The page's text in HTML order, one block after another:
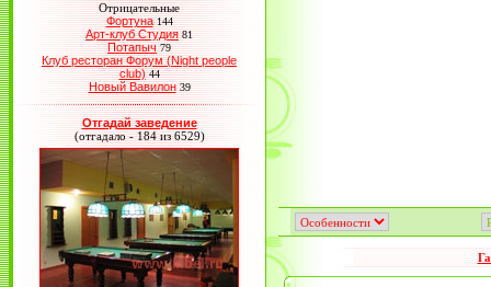
Отрицательные
Фортуна 144
Арт-клуб Студия 81
Потапыч 79
Клуб ресторан Форум (Night people
club) 44
Новый Вавилон 39
Отгадай заведение
(отгадало - 184 из 6529)